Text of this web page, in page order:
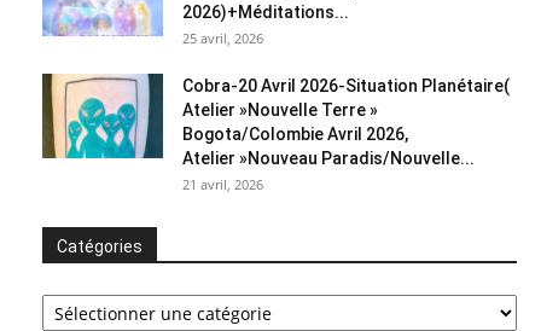
2026)+Méditations...
25 avril, 2026
Cobra-20 Avril 2026-Situation Planétaire(
Atelier »Nouvelle Terre »
Bogota/Colombie Avril 2026,
Atelier »Nouveau Paradis/Nouvelle...
21 avril, 2026
Catégories
Catégories